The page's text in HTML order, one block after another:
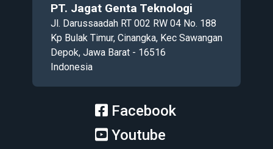
PT. Jagat Genta Teknologi
Jl. Darussaadah RT 002 RW 04 No. 188
Kp Bulak Timur, Cinangka, Kec Sawangan
Depok, Jawa Barat - 16516
Indonesia
Facebook
Youtube